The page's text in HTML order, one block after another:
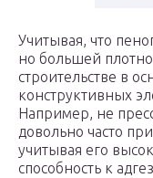
Учитывая, что
но большей
строительстве в
конструктивных
Например, не
довольно часто
учитывая его
способность к